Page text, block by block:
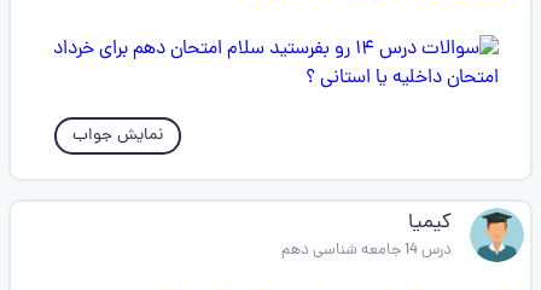
نمایش جواب
کیمیا
درس 14 جامعه شناسی دهم